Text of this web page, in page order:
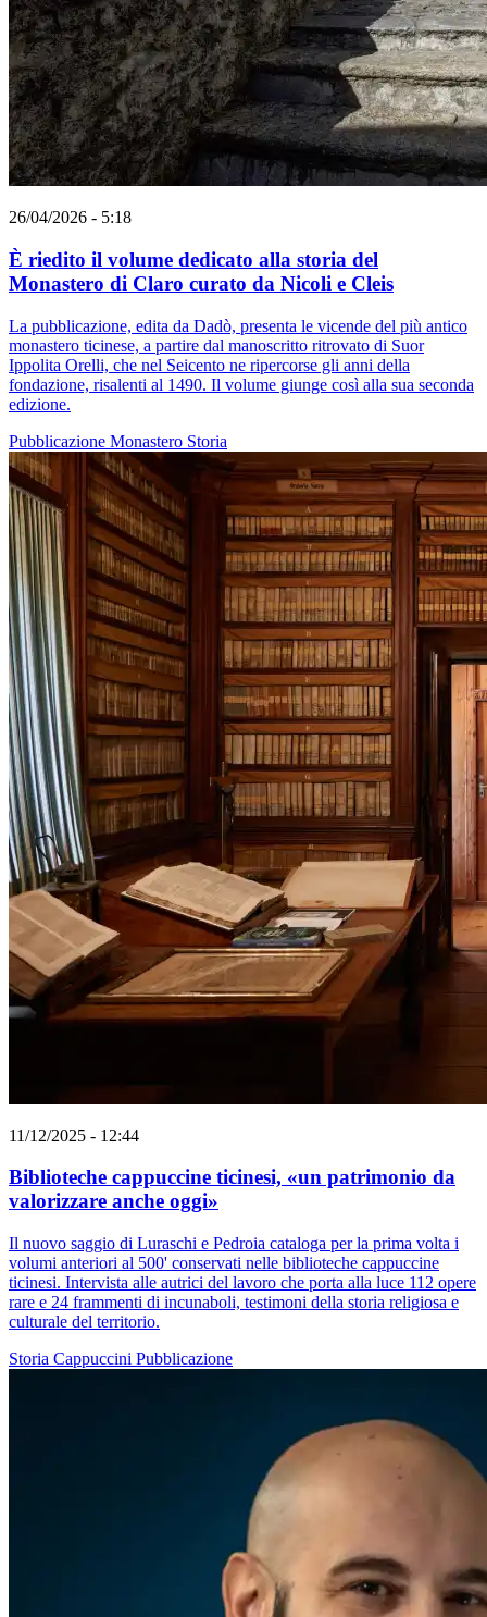
26/04/2026 - 5:18
È riedito il volume dedicato alla storia del
Monastero di Claro curato da Nicoli e Cleis
La pubblicazione, edita da Dadò, presenta le vicende del più antico
monastero ticinese, a partire dal manoscritto ritrovato di Suor
Ippolita Orelli, che nel Seicento ne ripercorse gli anni della
fondazione, risalenti al 1490. Il volume giunge così alla sua seconda
edizione.
Pubblicazione Monastero Storia
11/12/2025 - 12:44
Biblioteche cappuccine ticinesi, «un patrimonio da
valorizzare anche oggi»
Il nuovo saggio di Luraschi e Pedroia cataloga per la prima volta i
volumi anteriori al 500' conservati nelle biblioteche cappuccine
ticinesi. Intervista alle autrici del lavoro che porta alla luce 112 opere
rare e 24 frammenti di incunaboli, testimoni della storia religiosa e
culturale del territorio.
Storia Cappuccini Pubblicazione